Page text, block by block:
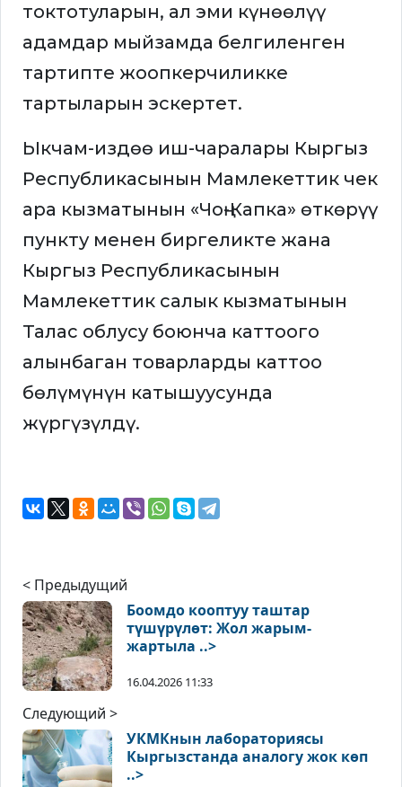
токтотуларын, ал эми күнөөлүү
адамдар мыйзамда белгиленген
тартипте жоопкерчиликке
тартыларын эскертет.
Ыкчам-издөө иш-чаралары Кыргыз
Республикасынын Мамлекеттик чек
ара кызматынын «Чоң-Капка» өткөрүү
пункту менен биргеликте жана
Кыргыз Республикасынын
Мамлекеттик салык кызматынын
Талас облусу боюнча каттоого
алынбаган товарларды каттоо
бөлүмүнүн катышуусунда
жүргүзүлдү.
< Предыдущий
Боомдо кооптуу таштар
түшүрүлөт: Жол жарым-
жартыла ..>
16.04.2026 11:33
Следующий >
УКМКнын лабораториясы
Кыргызстанда аналогу жок көп
..>